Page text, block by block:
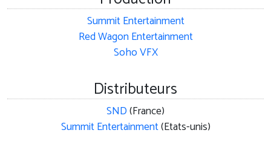
Summit Entertainment
Red Wagon Entertainment
Soho VFX
Distributeurs
SND(France)
Summit Entertainment(Etats-unis)